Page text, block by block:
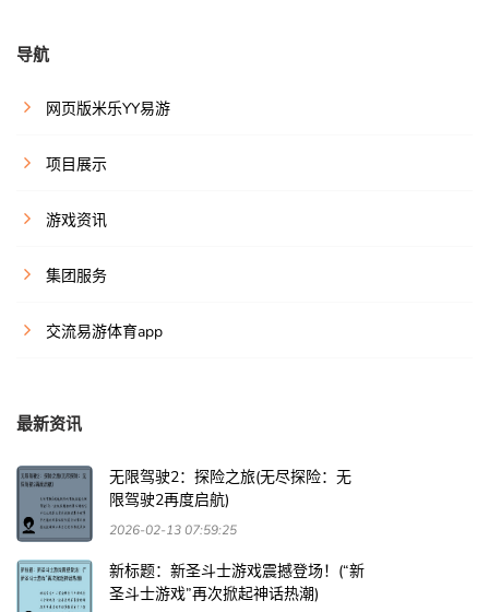
导航
网页版米乐YY易游
项目展示
游戏资讯
集团服务
交流易游体育app
最新资讯
无限驾驶2：探险之旅(无尽探险：无
限驾驶2再度启航)
2026-02-13 07:59:25
新标题：新圣斗士游戏震撼登场！(“新
圣斗士游戏”再次掀起神话热潮)